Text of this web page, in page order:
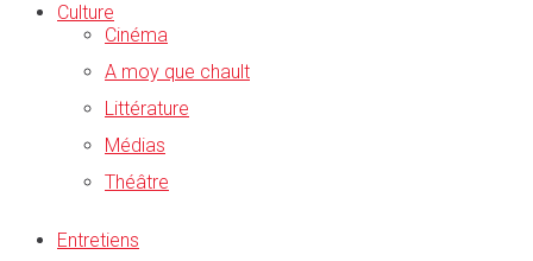
Culture
Cinéma
A moy que chault
Littérature
Médias
Théâtre
Entretiens